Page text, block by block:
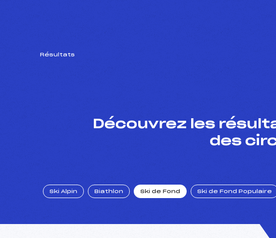
Résultats
Découvrez les
des
Ski Alpin Biathlon Ski de Fond Ski de Fond Populaire